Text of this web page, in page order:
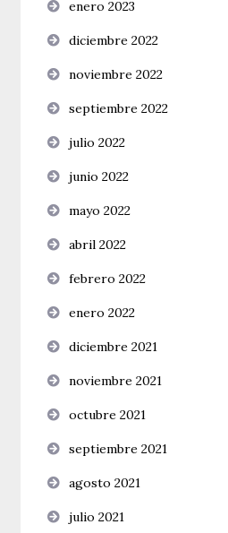
enero 2023
diciembre 2022
noviembre 2022
septiembre 2022
julio 2022
junio 2022
mayo 2022
abril 2022
febrero 2022
enero 2022
diciembre 2021
noviembre 2021
octubre 2021
septiembre 2021
agosto 2021
julio 2021